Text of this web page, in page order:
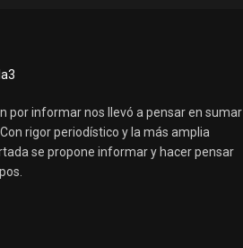
por informar nos llevó a pensar en sumar
rigor periodístico y la más amplia
se propone informar y hacer pensar